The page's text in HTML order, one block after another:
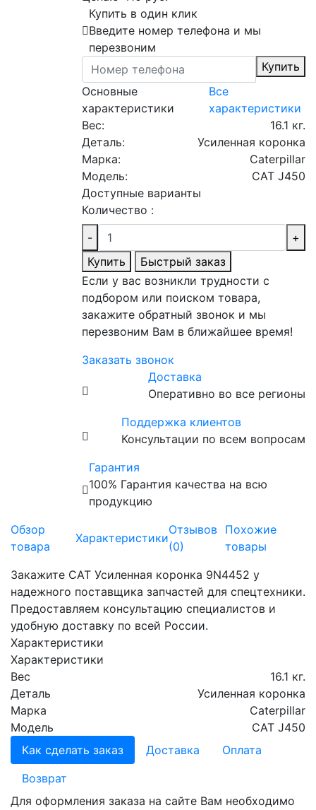
Купить в один клик
Введите номер телефона и мы
перезвоним
Купить
Основные
характеристики
Все
характеристики
Вес:
16.1 кг.
Деталь:
Усиленная коронка
Марка:
Caterpillar
Модель:
CAT J450
Доступные варианты
Количество :
-
+
Купить
Быстрый заказ
Если у вас возникли трудности с
подбором или поиском товара,
закажите обратный звонок и мы
перезвоним Вам в ближайшее время!
Заказать звонок
Доставка
Оперативно во все регионы
Поддержка клиентов
Консультации по всем вопросам
Гарантия
100% Гарантия качества на всю
продукцию
Обзор
товара
Характеристики
Отзывов
(0)
Похожие
товары
Закажите CAT Усиленная коронка 9N4452 у
надежного поставщика запчастей для спецтехники.
Предоставляем консультацию специалистов и
удобную доставку по всей России.
Характеристики
Характеристики
Вес
16.1 кг.
Деталь
Усиленная коронка
Марка
Caterpillar
Модель
CAT J450
Как сделать заказ
Доставка
Оплата
Возврат
Для оформления заказа на сайте Вам необходимо